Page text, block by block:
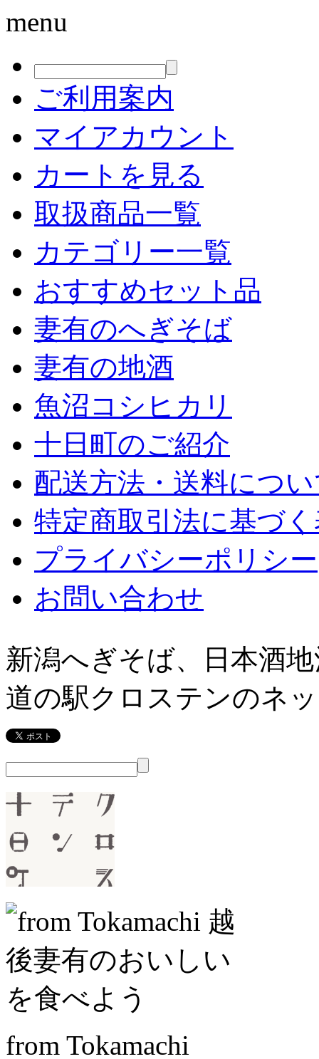
menu
ご利用案内
マイアカウント
カートを見る
取扱商品一覧
カテゴリー一覧
おすすめセット品
妻有のへぎそば
妻有の地酒
魚沼コシヒカリ
十日町のご紹介
配送方法・送料につ
特定商取引法に基づ
プライバシーポリシー
お問い合わせ
新潟へぎそば、日本酒
道の駅クロステンのネ
from Tokamachi